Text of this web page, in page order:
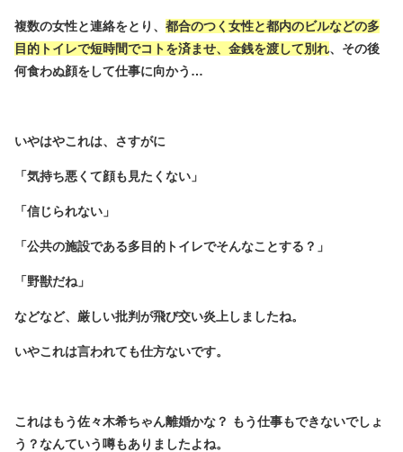
複数の女性と連絡をとり、 都合のつく女性と都内のビルなどの多
目的トイレで短時間でコトを済ませ、金銭を渡して別れ、その後
何食わぬ顔をして仕事に向かう…
いやはやこれは、さすがに
「気持ち悪くて顔も見たくない」
「信じられない」
「公共の施設である多目的トイレでそんなことする？」
「野獣だね」
などなど、厳しい批判が飛び交い炎上しましたね。
いやこれは言われても仕方ないです。
これはもう佐々木希ちゃん離婚かな？ もう仕事もできないでしょ
う？なんていう噂もありましたよね。